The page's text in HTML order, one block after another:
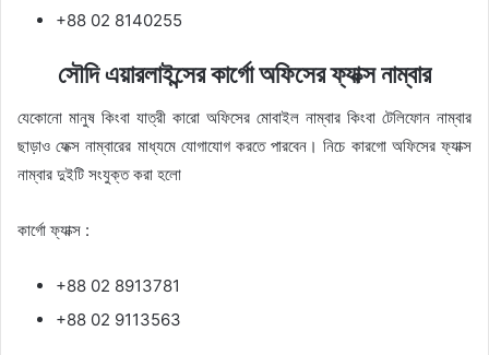
+88 02 8140255
সৌদি এয়ারলাইন্সের কার্গো অফিসের ফ্যাক্স নাম্বার
যেকোনো মানুষ কিংবা যাত্রী কারো অফিসের মোবাইল নাম্বার কিংবা টেলিফোন নাম্বার
ছাড়াও ফেক্স নাম্বারের মাধ্যমে যোগাযোগ করতে পারবেন। নিচে কারগো অফিসের ফ্যাক্স
নাম্বার দুইটি সংযুক্ত করা হলো
কার্গো ফ্যাক্স :
+88 02 8913781
+88 02 9113563